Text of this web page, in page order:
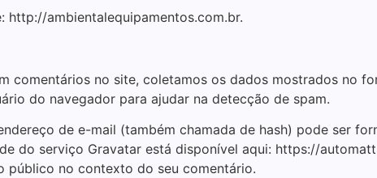
http://ambientalequipamentos.com.br.
comentários no site, coletamos os dados mostrados no
do navegador para ajudar na detecção de spam.
de e-mail (também chamada de hash) pode ser
do serviço Gravatar está disponível aqui: https://
no contexto do seu comentário.